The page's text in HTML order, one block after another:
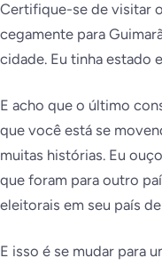
Certifique-se de visitar
cegamente para
cidade. Eu tinha estado
E acho que o último
que você está se
muitas histórias. Eu
que foram para outro
eleitorais em seu país
E isso é se mudar para